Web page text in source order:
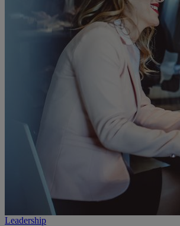
Leadership